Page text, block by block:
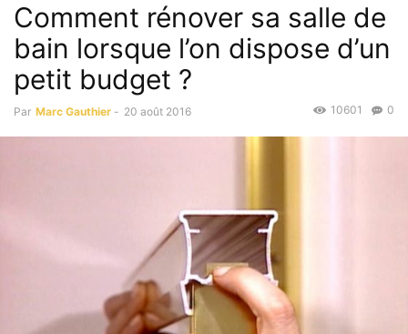
Comment rénover sa salle de
bain lorsque l’on dispose d’un
petit budget ?
Par Marc Gauthier - 20 août 2016 0
10601